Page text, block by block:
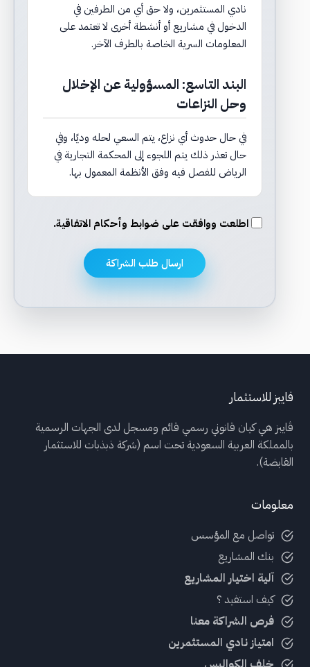
نادي المستثمرين، ولا حق أي من الطرفين في
الدخول في مشاريع أو أنشطة أخرى لا تعتمد على
المعلومات السرية الخاصة بالطرف الآخر.
البند التاسع: المسؤولية عن الإخلال
وحل النزاعات
في حال حدوث أي نزاع، يتم السعي لحله وديًا، وفي
حال تعذر ذلك يتم اللجوء إلى المحكمة التجارية في
الرياض للفصل فيه وفق الأنظمة المعمول بها.
اطلعت ووافقت على ضوابط وأحكام الاتفاقية.
ارسال طلب الشراكة
e
a
i
v
e
فايبز للاستثمار
ڤايبز هي كيان قانوني رسمي قائم ومسجل لدى الجهات الرسمية
بالمملكة العربية السعودية تحت اسم (شركة ذبذبات للاستثمار
القابضة).
معلومات
تواصل مع المؤسس
بنك المشاريع
آلية اختيار المشاريع
كيف استفيد ؟
فرص الشراكة معنا
امتياز نادي المستثمرين